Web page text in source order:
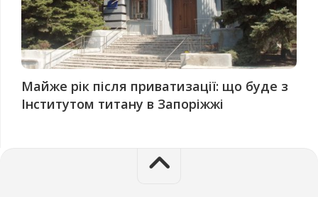
Майже рік після приватизації: що буде з
Інститутом титану в Запоріжжі